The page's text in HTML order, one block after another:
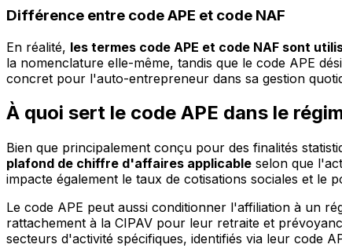
Différence entre code APE et code NAF
En réalité, les termes code APE et code NAF sont
la nomenclature elle-même, tandis que le code APE
concret pour l'auto-entrepreneur dans sa gestion
À quoi sert le code APE dans le
Bien que principalement conçu pour des finalités
plafond de chiffre d'affaires applicable selon que
impacte également le taux de cotisations sociales et
Le code APE peut aussi conditionner l'affiliation à un
rattachement à la CIPAV pour leur retraite et
secteurs d'activité spécifiques, identifiés via leur code